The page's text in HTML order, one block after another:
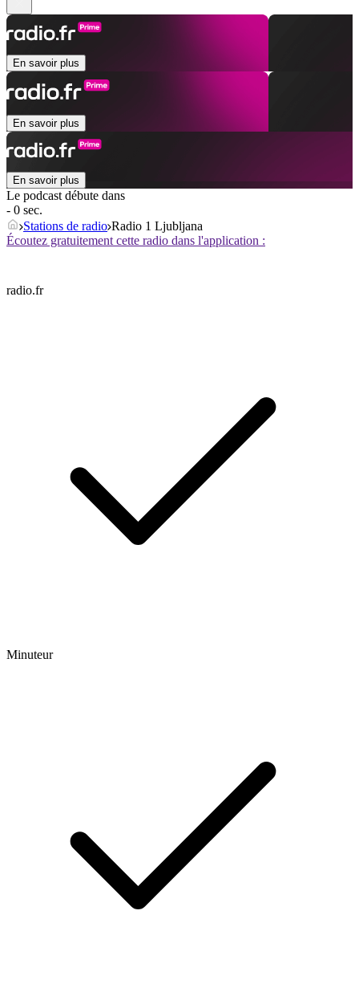
En savoir plus
En savoir plus
En savoir plus
Le podcast débute dans
- 0 sec.
Stations de radio Radio 1 Ljubljana
Écoutez gratuitement cette radio dans l'application :
radio.fr
Minuteur